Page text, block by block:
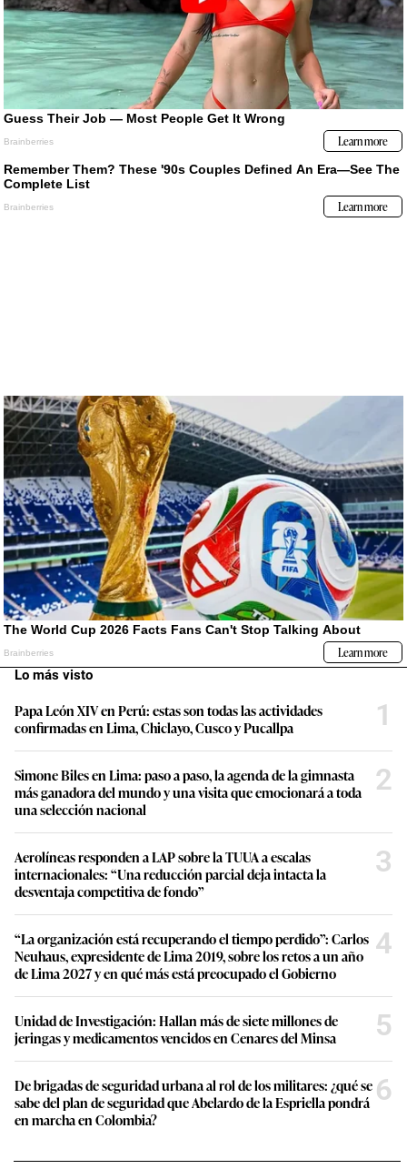
Lo más visto
Papa León XIV en Perú: estas son todas las actividades
confirmadas en Lima, Chiclayo, Cusco y Pucallpa
1
Simone Biles en Lima: paso a paso, la agenda de la gimnasta
más ganadora del mundo y una visita que emocionará a toda
una selección nacional
2
Aerolíneas responden a LAP sobre la TUUA a escalas
internacionales: “Una reducción parcial deja intacta la
desventaja competitiva de fondo”
3
“La organización está recuperando el tiempo perdido”: Carlos
Neuhaus, expresidente de Lima 2019, sobre los retos a un año
de Lima 2027 y en qué más está preocupado el Gobierno
4
Unidad de Investigación: Hallan más de siete millones de
jeringas y medicamentos vencidos en Cenares del Minsa
5
De brigadas de seguridad urbana al rol de los militares: ¿qué se
sabe del plan de seguridad que Abelardo de la Espriella pondrá
en marcha en Colombia?
6